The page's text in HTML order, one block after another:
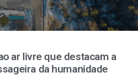
ar livre que destacam a
da humanidade